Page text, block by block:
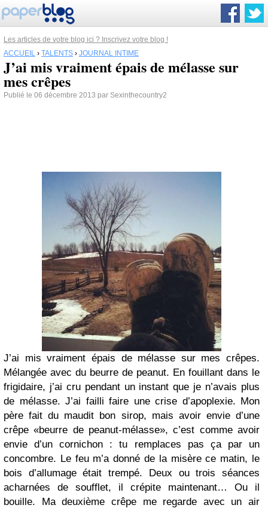
Les articles de votre blog ici ? Inscrivez votre blog !
ACCUEIL › TALENTS › JOURNAL INTIME
J’ai mis vraiment épais de mélasse sur
mes crêpes
Publié le 06 décembre 2013 par Sexinthecountry2
J’ai mis vraiment épais de mélasse sur mes crêpes.
Mélangée avec du beurre de peanut. En fouillant dans le
frigidaire, j’ai cru pendant un instant que je n’avais plus
de mélasse. J’ai failli faire une crise d’apoplexie. Mon
père fait du maudit bon sirop, mais avoir envie d’une
crêpe «beurre de peanut-mélasse», c’est comme avoir
envie d’un cornichon : tu remplaces pas ça par un
concombre. Le feu m’a donné de la misère ce matin, le
bois d’allumage était trempé. Deux ou trois séances
acharnées de soufflet, il crépite maintenant… Ou il
bouille. Ma deuxième crêpe me regarde avec un air